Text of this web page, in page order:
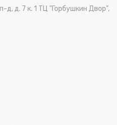
д, д. 7 к. 1 ТЦ "Горбушкин Двор",